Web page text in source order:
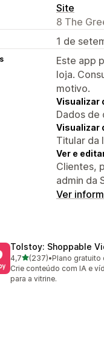
Site
8 The
1 de
Este app
loja.
motivo.
Visualizar
Dados de
Visualizar
Titular da
Ver e
Clientes,
admin da
Ver
Tolstoy: Shoppable
4,7de 5 estrelas
(237)
237 avaliações ao todo
•Plano gratuito
Crie conteúdo com IA e
para a vitrine.